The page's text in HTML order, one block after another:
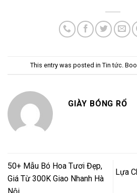
This entry was posted in Tin tức.
GIÀY BÓNG RỔ
50+ Mẫu Bó Hoa Tươi Đẹp,
Giá Từ 300K Giao Nhanh Hà
Nội
Lựa